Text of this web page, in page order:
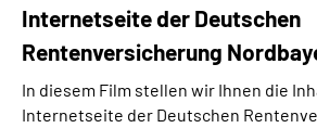
Internetseite der Deutschen
Rentenversicherung
In diesem Film stellen wir Ihnen die
Internetseite der Deutschen